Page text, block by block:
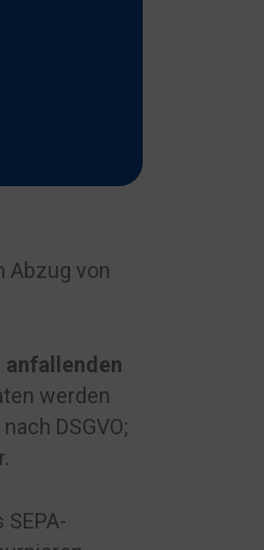
Abzug von
werden
DSGVO;